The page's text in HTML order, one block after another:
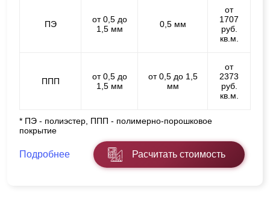
ПЭ
от 0,5 до
1,5 мм
0,5 мм
от
1707
руб.
кв.м.
ППП
от 0,5 до
1,5 мм
от 0,5 до 1,5
мм
от
2373
руб.
кв.м.
* ПЭ - полиэстер, ППП - полимерно-порошковое
покрытие
Подробнее Расчитать стоимость